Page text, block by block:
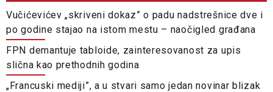
Vučićevićev „skriveni dokaz” o padu nadstrešnice dve i
po godine stajao na istom mestu – naočigled građana
FPN demantuje tabloide, zainteresovanost za upis
slična kao prethodnih godina
„Francuski mediji”, a u stvari samo jedan novinar blizak